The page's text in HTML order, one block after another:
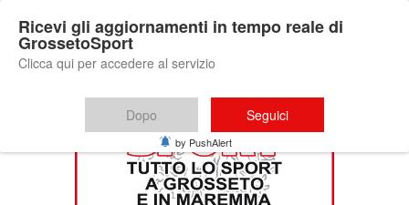
Ricevi gli aggiornamenti in tempo reale di
GrossetoSport
Clicca qui per accedere al servizio
Dopo Seguici
by PushAlert